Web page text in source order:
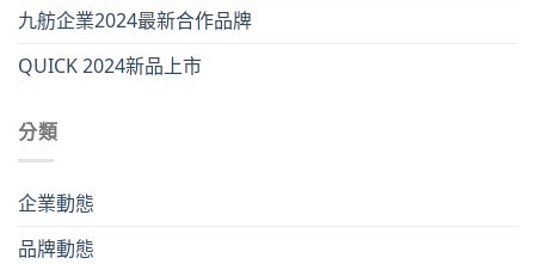
九舫企業2024最新合作品牌
QUICK 2024新品上市
分類
企業動態
品牌動態